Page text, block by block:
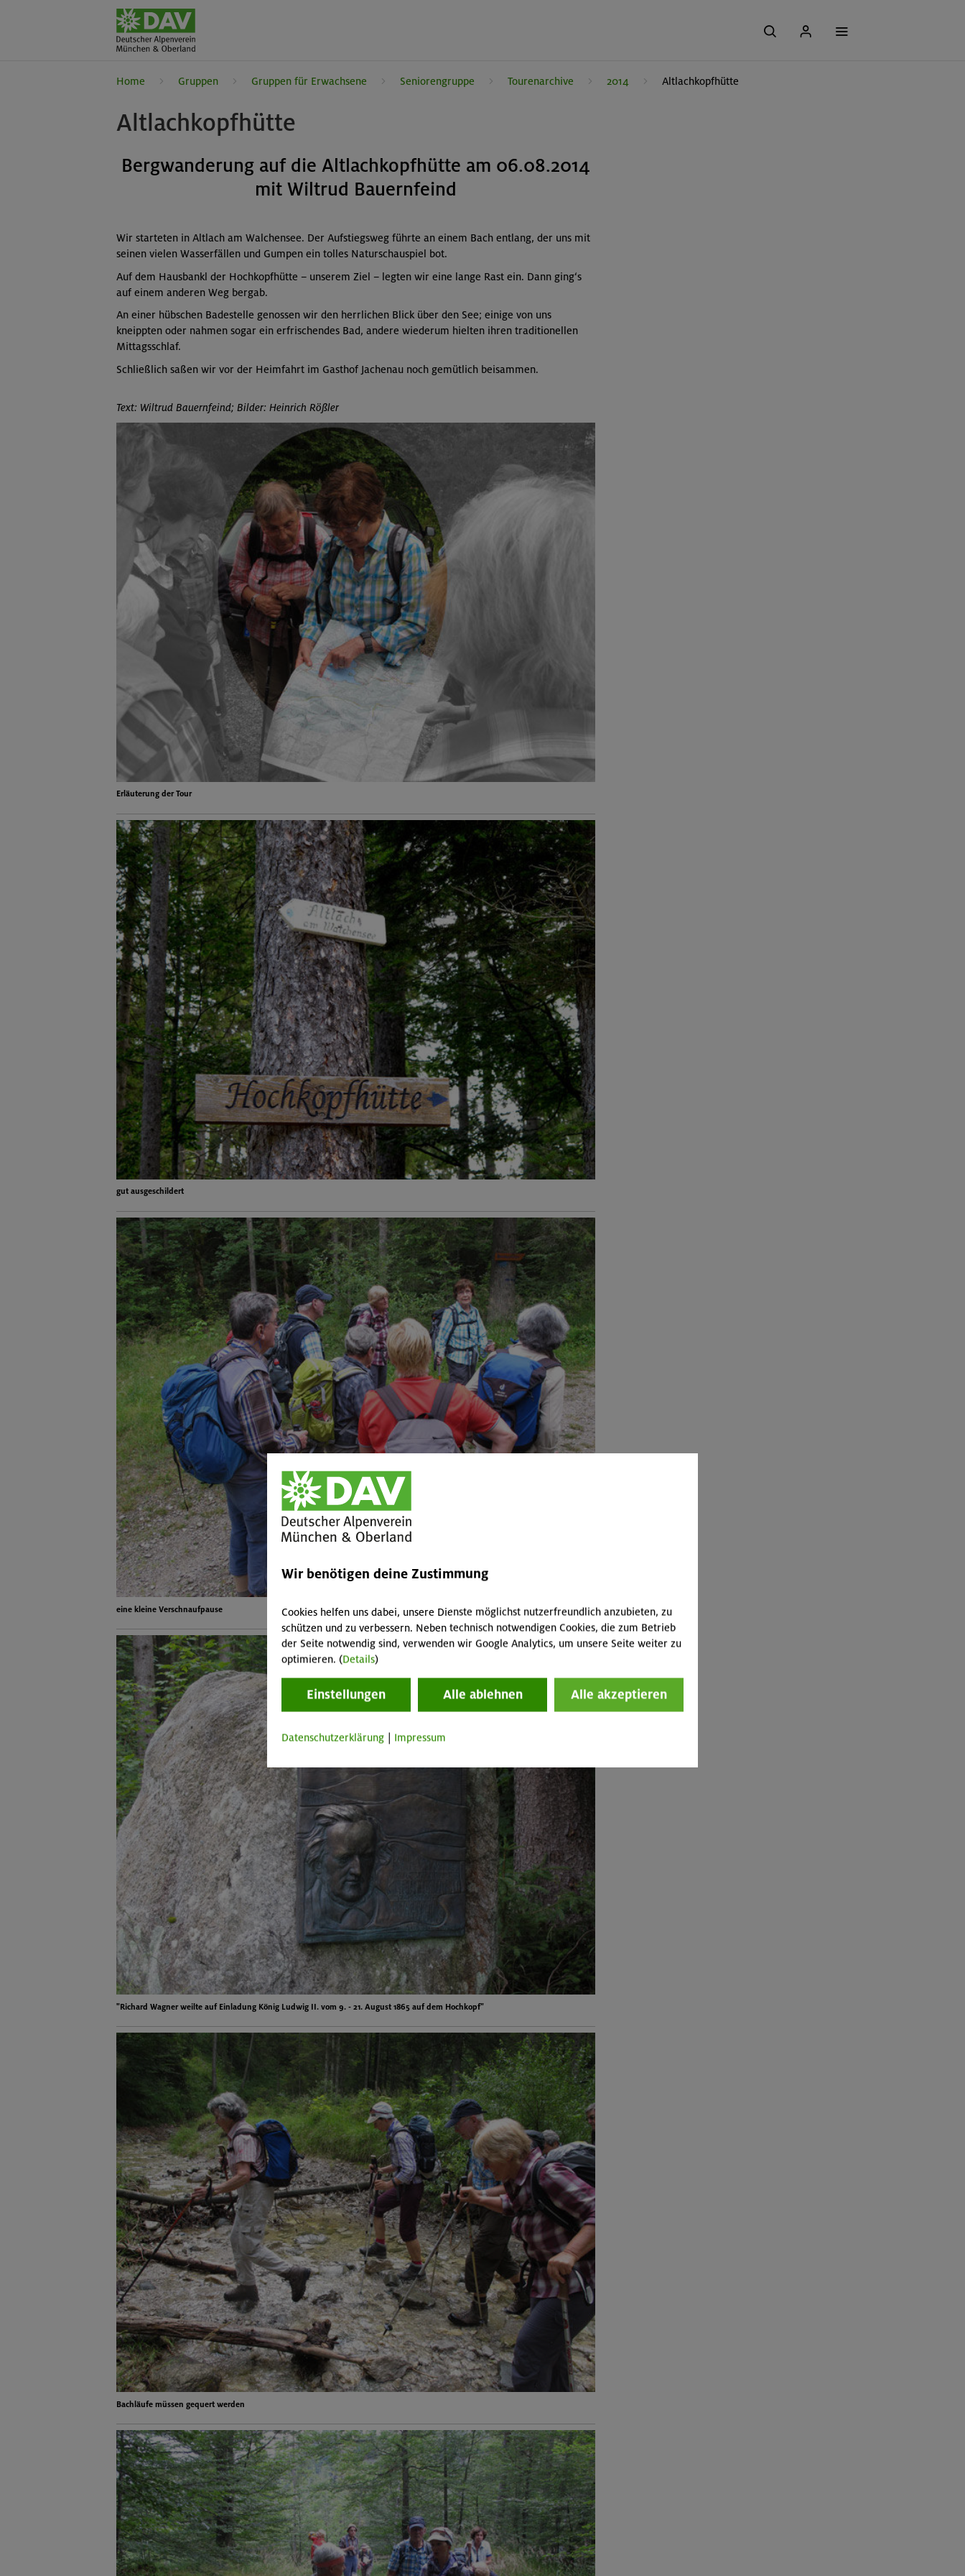
Home Gruppen Gruppen für Erwachsene Seniorengruppe Tourenarchive 2014 Altlachkopfhütte
Altlachkopfhütte
Bergwanderung auf die Altlachkopfhütte am 06.08.2014
mit Wiltrud Bauernfeind
Wir starteten in Altlach am Walchensee. Der Aufstiegsweg führte an einem Bach entlang, der uns mit
seinen vielen Wasserfällen und Gumpen ein tolles Naturschauspiel bot.
Auf dem Hausbankl der Hochkopfhütte – unserem Ziel – legten wir eine lange Rast ein. Dann ging‘s
auf einem anderen Weg bergab.
An einer hübschen Badestelle genossen wir den herrlichen Blick über den See; einige von uns
kneippten oder nahmen sogar ein erfrischendes Bad, andere wiederum hielten ihren traditionellen
Mittagsschlaf.
Schließlich saßen wir vor der Heimfahrt im Gasthof Jachenau noch gemütlich beisammen.
Text: Wiltrud Bauernfeind; Bilder: Heinrich Rößler
Erläuterung der Tour
gut ausgeschildert
eine kleine Verschnaufpause
"Richard Wagner weilte auf Einladung König Ludwig II. vom 9. - 21. August 1865 auf dem Hochkopf"
Bachläufe müssen gequert werden
Wir benötigen deine Zustimmung
Cookies helfen uns dabei, unsere Dienste möglichst nutzerfreundlich anzubieten, zu
schützen und zu verbessern. Neben technisch notwendigen Cookies, die zum Betrieb
der Seite notwendig sind, verwenden wir Google Analytics, um unsere Seite weiter zu
optimieren. (Details)
Einstellungen Alle ablehnen Alle akzeptieren
Datenschutzerklärung Impressum